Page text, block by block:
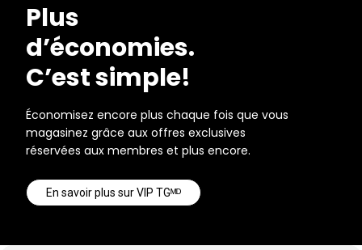
Plus
d’économies.
C’est simple!
Économisez encore plus chaque fois que vous
magasinez grâce aux offres exclusives
réservées aux membres et plus encore.
En savoir plus sur VIP TGᴹᴰ